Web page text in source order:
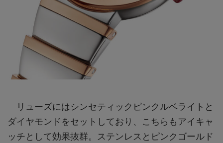
リューズにはシンセティックピンクルベライトと
ダイヤモンドをセットしており、こちらもアイキャ
ッチとして効果抜群。ステンレスとピンクゴールド